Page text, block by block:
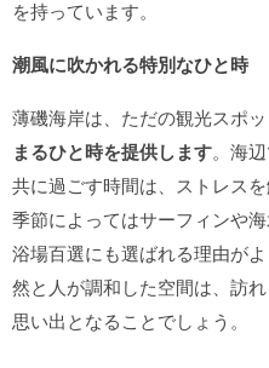
を持っています。
潮風に吹かれる特別なひと時
薄磯海岸は、ただの観光スポ
まるひと時を提供します。海
共に過ごす時間は、ストレス
季節によってはサーフィンや
浴場百選にも選ばれる理由が
然と人が調和した空間は、訪
思い出となることでしょう。